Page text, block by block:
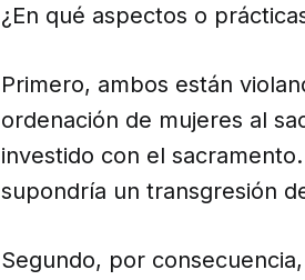
¿En qué aspectos o
Primero, ambos están
ordenación de mujeres al
investido con el
supondría un transgresión
Segundo, por